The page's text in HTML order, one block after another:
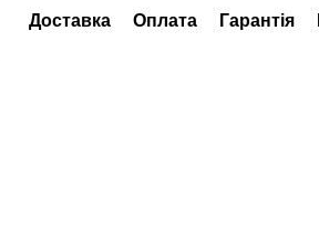
Доставка Оплата Гарантія